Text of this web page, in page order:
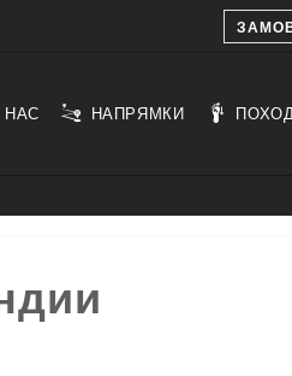
НАС НАПРЯМКИ